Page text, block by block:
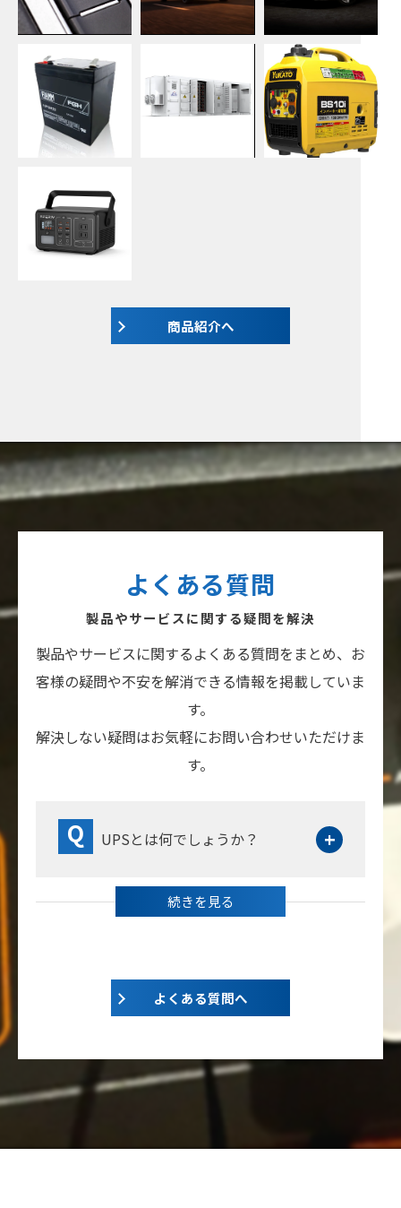
商品紹介へ
製品やサービスに関する疑問を解決
よくある質問
製品やサービスに関するよくある質問をまとめ、お
客様の疑問や不安を解消できる情報を掲載していま
す。
解決しない疑問はお気軽にお問い合わせいただけま
す。
UPSとは何でしょうか？
よくある質問へ